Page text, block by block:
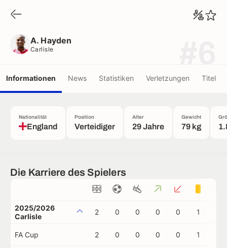
A. Hayden
Carlisle
Informationen News Statistiken Verletzungen Titel
Nationalität
England
Position
Verteidiger
Alter
29 Jahre
Gewicht
79 kg
Die Karriere des Spielers
2025/2026
Carlisle
2 0 0 0 0 1
FA Cup 2 0 0 0 0 1